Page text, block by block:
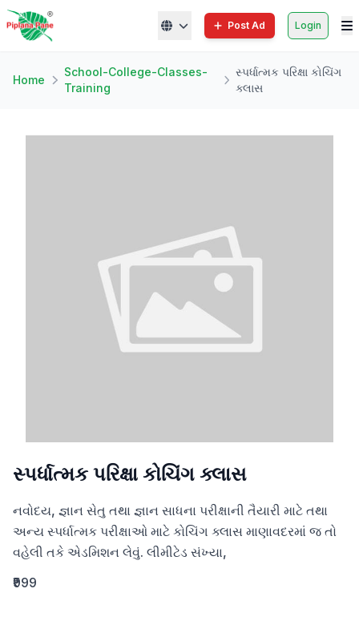
Post Ad Login
Home
School-College-Classes-
Training
સ્પર્ધાત્મક પરિક્ષા કોચિંગ
ક્લાસ
સ્પર્ધાત્મક પરિક્ષા કોચિંગ ક્લાસ
નવોદય, જ્ઞાન સેતુ તથા જ્ઞાન સાધના પરીક્ષાની તૈયારી માટે તથા
અન્ય સ્પર્ધાત્મક પરીક્ષાઓ માટે કોચિંગ ક્લાસ માણાવદરમાં જ તો
વહેલી તકે એડમિશન લેવું. લીમીટેડ સંખ્યા,
₹999